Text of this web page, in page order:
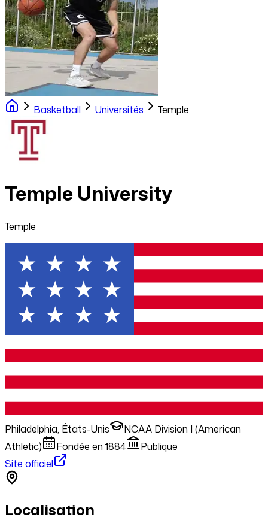
Basketball Universités Temple
Temple University
Temple
Philadelphia, États-Unis
NCAA Division I (American
Athletic)
Fondée en 1884
Publique
Site officiel
Localisation